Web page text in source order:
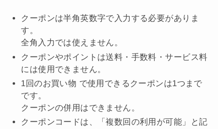
クーポンは半角英数字で入力する必要がありま
す。
全角入力では使えません。
クーポンやポイントは送料・手数料・サービス料
には使用できません。
1回のお買い物 で使用できるクーポンは1つまで
です。
クーポンの併用はできません。
クーポンコードは、「複数回の利用が可能」と記